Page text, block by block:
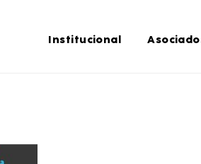
Institucional